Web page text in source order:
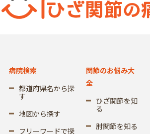
病院検索
都道府県名から探
す
地図から探す
フリーワードで探
関節のお悩み大
全
ひざ関節を知
る
肘関節を知る